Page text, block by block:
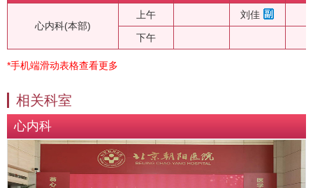
心内科(本部)
上午 刘佳
下午
*手机端滑动表格查看更多
相关科室
心内科